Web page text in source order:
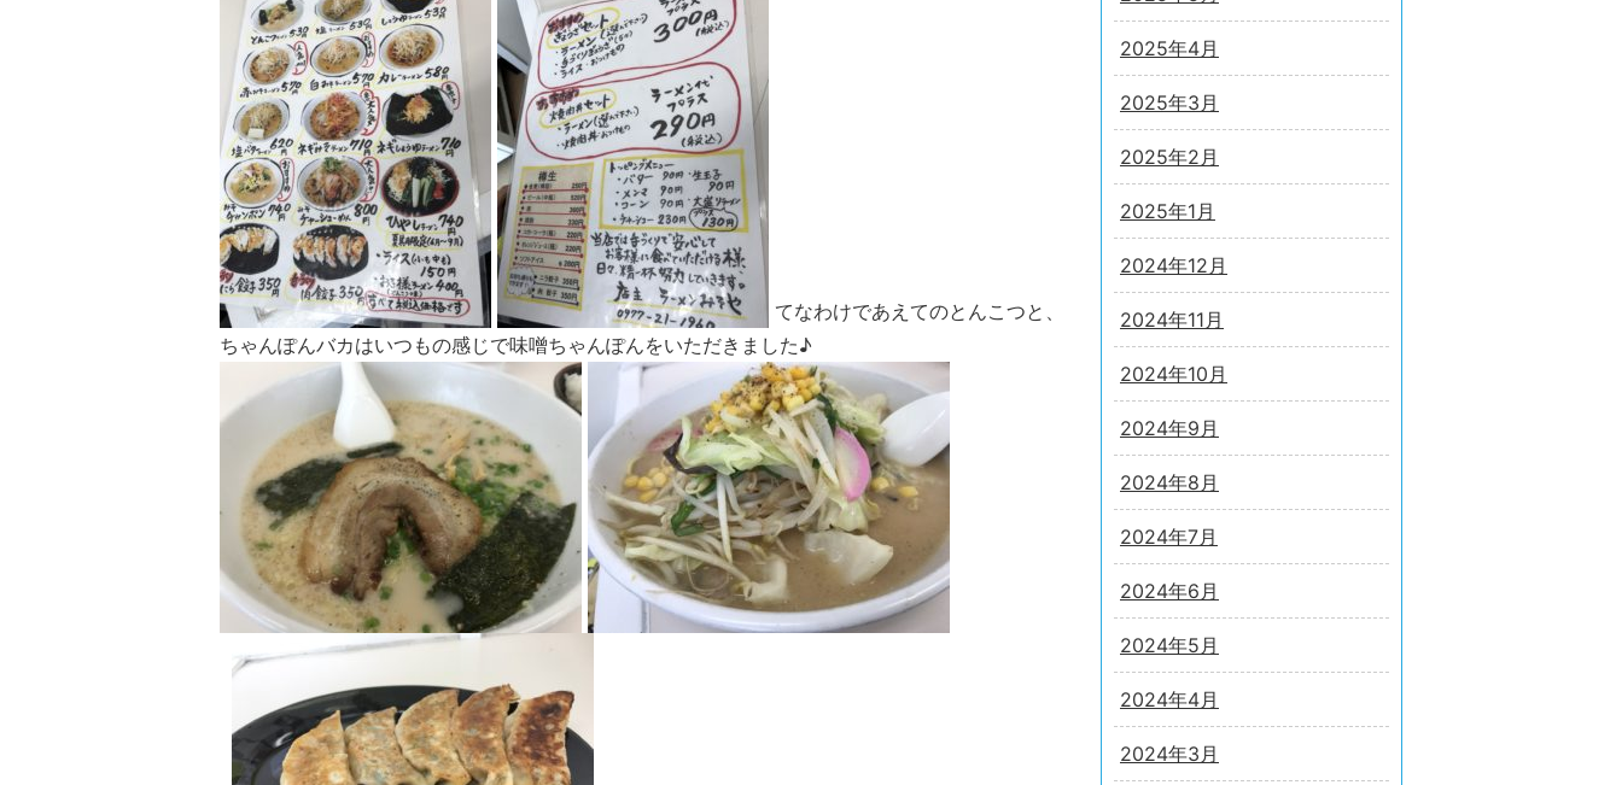
てなわけであえてのとんこつと、
ちゃんぽんバカはいつもの感じで味噌ちゃんぽんをいただきました♪
2025年4月
2025年3月
2025年2月
2025年1月
2024年12月
2024年11月
2024年10月
2024年9月
2024年8月
2024年7月
2024年6月
2024年5月
2024年4月
2024年3月